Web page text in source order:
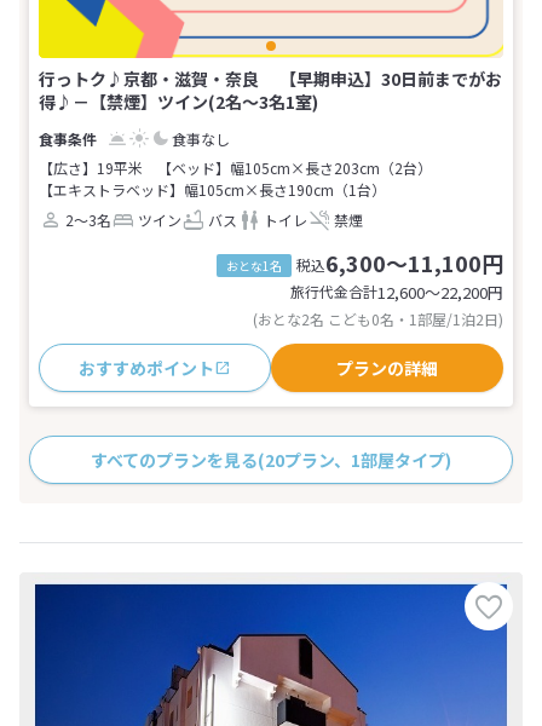
行っトク♪京都・滋賀・奈良 【早期申込】30日前までがお
得♪－【禁煙】ツイン(2名～3名1室)
食事なし
【広さ】19平米
【ベッド】幅105cm×長さ203cm（2台）
【エキストラベッド】幅105cm×長さ190cm（1台）
2～3名
ツイン バス トイレ 禁煙
おとな1名 税込6,300～11,100円
旅行代金合計12,600〜22,200円
(おとな2名 こども0名・1部屋/1泊2日)
おすすめポイント プランの詳細
すべてのプランを見る(20プラン、1部屋タイプ)